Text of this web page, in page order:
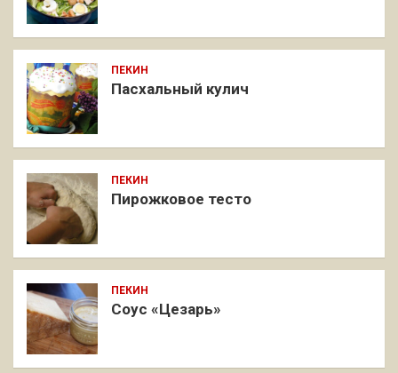
ПЕКИН
Пасхальный кулич
ПЕКИН
Пирожковое тесто
ПЕКИН
Соус «Цезарь»